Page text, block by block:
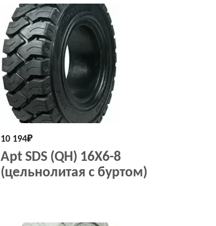
10 194₽
Apt SDS (QH) 16X6-8
(цельнолитая с буртом)